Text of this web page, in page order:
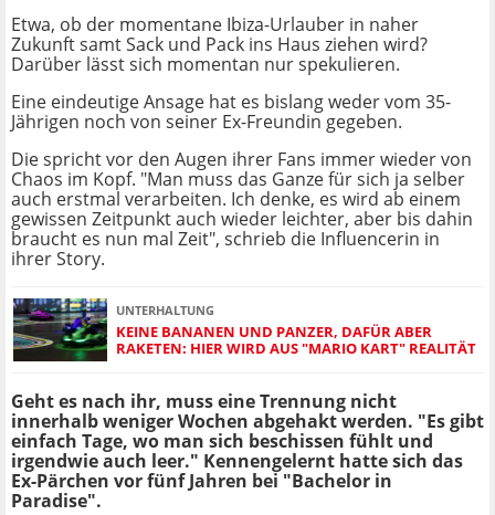
Etwa, ob der momentane Ibiza-Urlauber in naher
Zukunft samt Sack und Pack ins Haus ziehen wird?
Darüber lässt sich momentan nur spekulieren.
Eine eindeutige Ansage hat es bislang weder vom 35-
Jährigen noch von seiner Ex-Freundin gegeben.
Die spricht vor den Augen ihrer Fans immer wieder von
Chaos im Kopf. "Man muss das Ganze für sich ja selber
auch erstmal verarbeiten. Ich denke, es wird ab einem
gewissen Zeitpunkt auch wieder leichter, aber bis dahin
braucht es nun mal Zeit", schrieb die Influencerin in
ihrer Story.
UNTERHALTUNG
KEINE BANANEN UND PANZER, DAFÜR ABER
RAKETEN: HIER WIRD AUS "MARIO KART" REALITÄT
Geht es nach ihr, muss eine Trennung nicht
innerhalb weniger Wochen abgehakt werden. "Es gibt
einfach Tage, wo man sich beschissen fühlt und
irgendwie auch leer." Kennengelernt hatte sich das
Ex-Pärchen vor fünf Jahren bei "Bachelor in
Paradise".